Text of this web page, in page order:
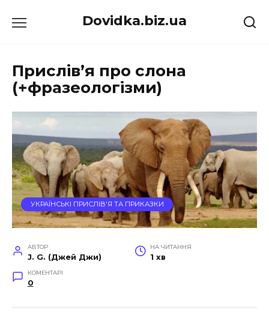
до
Dovidka.biz.ua
Прислів’я про слона
(+фразеологізми)
УКРАЇНСЬКІ ПРИСЛІВ'Я ТА ПРИКАЗКИ
АВТОР
J. G. (Джей Джи)
НА ЧИТАННЯ
1 хв
КОМЕНТАРІ
0